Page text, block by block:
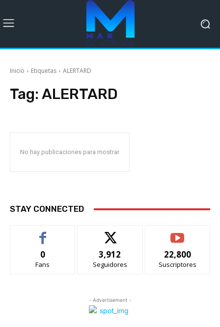
Inicio Etiquetas ALERTARD
Tag: ALERTARD
No hay publicaciones para mostrar
STAY CONNECTED
0
Fans
3,912
Seguidores
22,800
Suscriptores
- Advertisement -